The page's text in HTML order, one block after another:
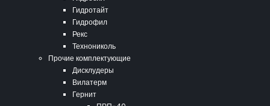
Гидротайт
Гидрофил
Рекс
Технониколь
Прочие комплектующие
Дисклудеры
Вилатерм
Гернит